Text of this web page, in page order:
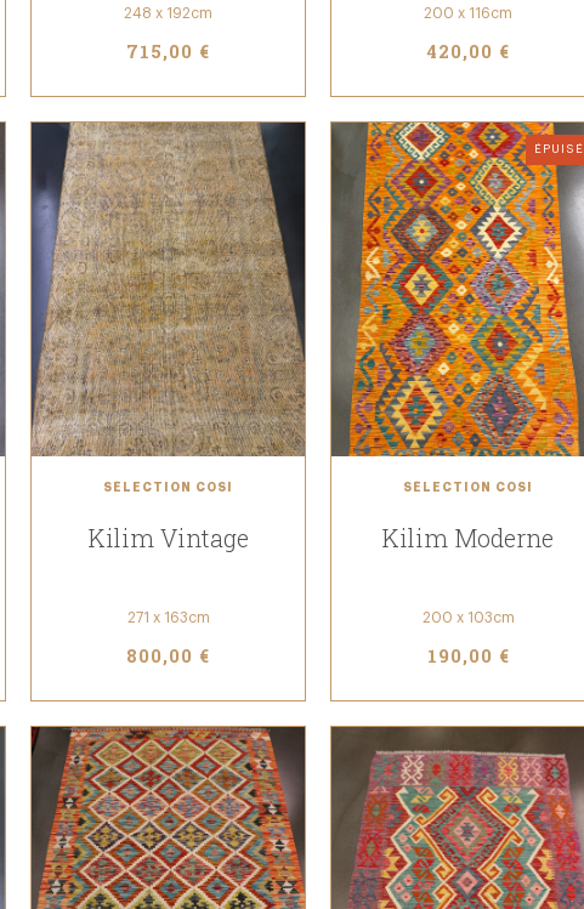
248 x 192cm
715,00 €
200 x 116cm
420,00 €
SÉLECTION COSI
Kilim Vintage
271 x 163cm
800,00 €
ÉPUISÉ
SÉLECTION COSI
Kilim Moderne
200 x 103cm
190,00 €